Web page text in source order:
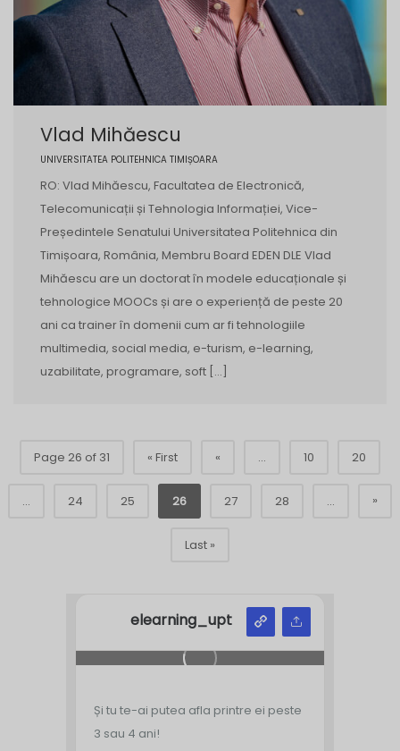
Vlad Mihăescu
UNIVERSITATEA POLITEHNICA TIMIȘOARA
RO: Vlad Mihăescu, Facultatea de Electronică,
Telecomunicații și Tehnologia Informației, Vice-
Președintele Senatului Universitatea Politehnica din
Timișoara, România, Membru Board EDEN DLE Vlad
Mihăescu are un doctorat în modele educaționale și
tehnologice MOOCs și are o experiență de peste 20
ani ca trainer în domenii cum ar fi tehnologiile
multimedia, social media, e-turism, e-learning,
uzabilitate, programare, soft […]
Page 26 of 31 « First « ... 10 20
... 24 25 26 27 28 ... »
Last »
elearning_upt
Și tu te-ai putea afla printre ei peste
3 sau 4 ani!